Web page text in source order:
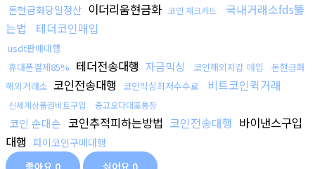
돈현금화당일정산 이더리움현금화 코인 체크카드
국내거래소fds뚫
는법
테더코인매입
usdt판매대행
휴대폰결제85% 테더전송대행 자금믹싱 코인해외지갑 매입
돈현금화
해외거래소 코인전송대행 코인믹싱최저수수료 비트코인퀵거래
신세계상품권비트구입 중고오다대포통장
코인 손대손 코인추적피하는방법 코인전송대행 바이낸스구입
대행 파이코인구매대행